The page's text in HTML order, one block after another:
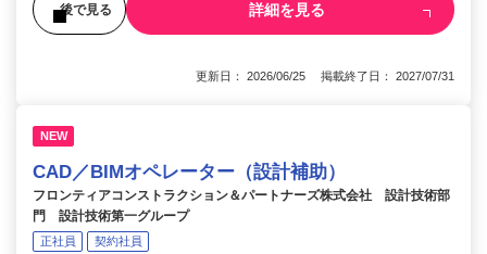
後で見る 詳細を見る
更新日： 2026/06/25 掲載終了日： 2027/07/31
NEW
CAD／BIMオペレーター（設計補助）
フロンティアコンストラクション＆パートナーズ株式会社 設計技術部
門 設計技術第一グループ
正社員 契約社員